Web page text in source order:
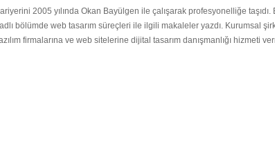
2005 yılında Okan Bayülgen ile çalışarak profesyonelliğe
bölümde web tasarım süreçleri ile ilgili makaleler yazdı. Kurumsal
firmalarına ve web sitelerine dijital tasarım danışmanlığı hizmeti